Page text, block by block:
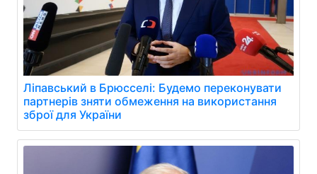
Ліпавський в Брюсселі: Будемо переконувати
партнерів зняти обмеження на використання
зброї для України